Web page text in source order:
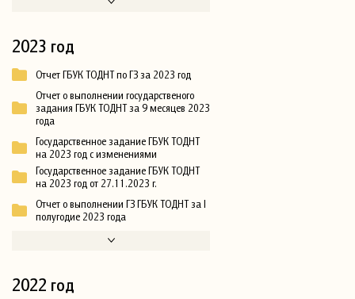
2023 год
Отчет ГБУК ТОДНТ по ГЗ за 2023 год
Отчет о выполнении государственого
задания ГБУК ТОДНТ за 9 месяцев 2023
года
Государственное задание ГБУК ТОДНТ
на 2023 год с изменениями
Государственное задание ГБУК ТОДНТ
на 2023 год от 27.11.2023 г.
Отчет о выполнении ГЗ ГБУК ТОДНТ за I
полугодие 2023 года
2022 год